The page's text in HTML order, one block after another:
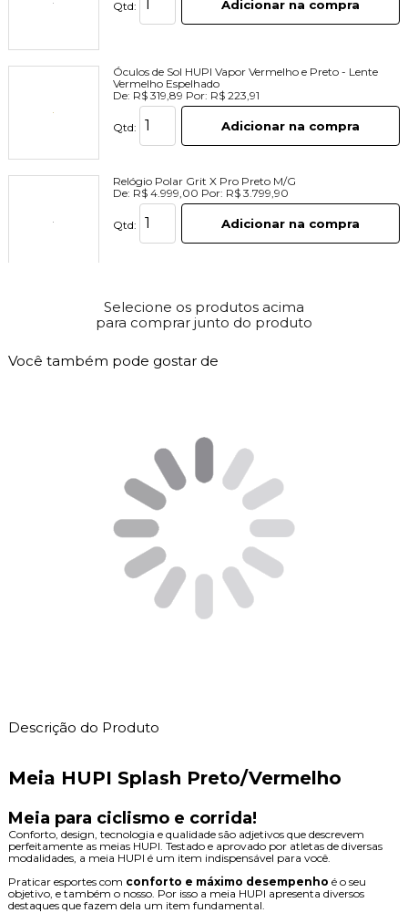
Qtd: Adicionar na compra
Óculos de Sol HUPI Vapor Vermelho e Preto - Lente
Vermelho Espelhado
De: R$ 319,89 Por: R$ 223,91
Qtd: Adicionar na compra
Relógio Polar Grit X Pro Preto M/G
De: R$ 4.999,00 Por: R$ 3.799,90
Qtd: Adicionar na compra
Selecione os produtos acima
para comprar junto do produto
Você também pode gostar de
Descrição do Produto
Meia HUPI Splash Preto/Vermelho
Meia para ciclismo e corrida!
Conforto, design, tecnologia e qualidade são adjetivos que descrevem
perfeitamente as meias HUPI. Testado e aprovado por atletas de diversas
modalidades, a meia HUPI é um item indispensável para você.
Praticar esportes com conforto e máximo desempenho é o seu
objetivo, e também o nosso. Por isso a meia HUPI apresenta diversos
destaques que fazem dela um item fundamental.